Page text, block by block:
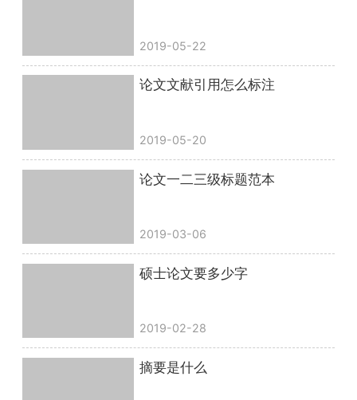
2019-05-22
论文文献引用怎么标注
2019-05-20
论文一二三级标题范本
2019-03-06
硕士论文要多少字
2019-02-28
摘要是什么